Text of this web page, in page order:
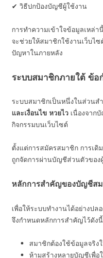
✔ วิธีปกป้องบัญชีผู้ใช้งาน
การทำความเข้าใจข้อมูลเหล่า
จะช่วยให้สมาชิกใช้งานเว็บไ
ปัญหาในภายหลัง
ระบบสมาชิกภายใต้ ข้อ
ระบบสมาชิกเป็นหนึ่งในส่วนส
และเงื่อนไข หวยไว เนื่องจาก
กิจกรรมบนเว็บไซต์
ตั้งแต่การสมัครสมาชิก การเดิ
ถูกจัดการผ่านบัญชีส่วนตัวของ
หลักการสำคัญของบัญชีส
เพื่อให้ระบบทำงานได้อย่างปล
จึงกำหนดหลักการสำคัญไว้ดังนี้
สมาชิกต้องใช้ข้อมูลจริง
ห้ามสร้างหลายบัญชีเพื่